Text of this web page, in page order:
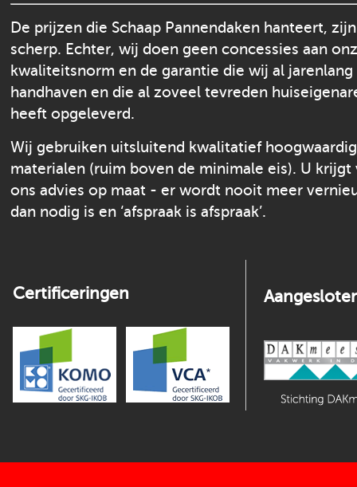
De prijzen die Schaap Pannendaken hanteert,
scherp. Echter, wij doen geen concessies aan
kwaliteitsnorm en de garantie die wij al jarenlang
handhaven en die al zoveel tevreden
heeft opgeleverd.
Wij gebruiken uitsluitend kwalitatief
materialen (ruim boven de minimale eis). U krijgt
ons advies op maat - er wordt nooit meer
dan nodig is en ‘afspraak is afspraak’.
Certificeringen